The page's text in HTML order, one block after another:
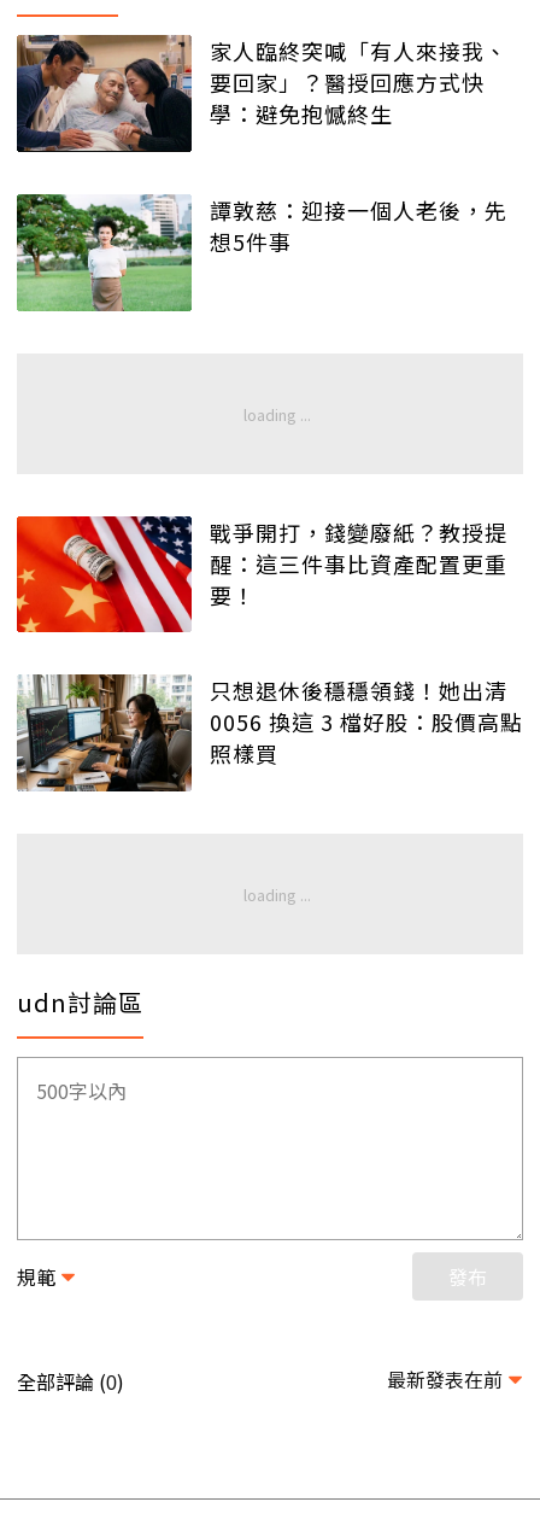
家人臨終突喊「有人來接我、
要回家」？醫授回應方式快
學：避免抱憾終生
譚敦慈：迎接一個人老後，先
想5件事
戰爭開打，錢變廢紙？教授提
醒：這三件事比資產配置更重
要！
只想退休後穩穩領錢！她出清
0056 換這 3 檔好股：股價高點
照樣買
udn討論區
規範 發布
全部評論 (0) 最新發表在前